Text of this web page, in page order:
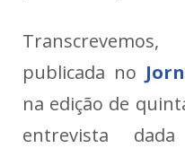
publicada no
na edição de
entrevista